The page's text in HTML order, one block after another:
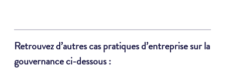
Retrouvez d’autres cas pratiques d’entreprise sur la
gouvernance ci-dessous :